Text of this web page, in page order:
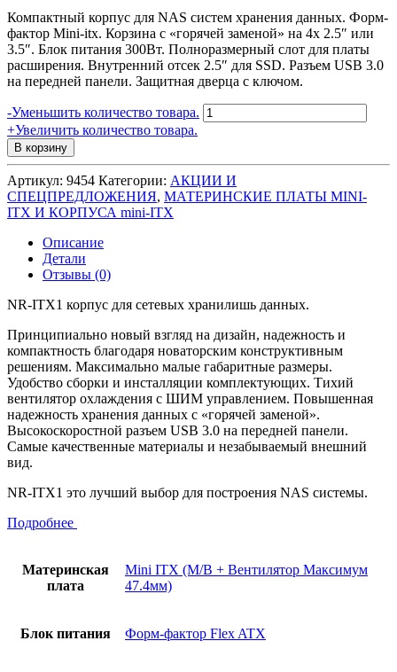
Компактный корпус для NAS систем хранения данных. Форм-
фактор Mini-itx. Корзина с «горячей заменой» на 4х 2.5″ или
3.5″. Блок питания 300Вт. Полноразмерный слот для платы
расширения. Внутренний отсек 2.5″ для SSD. Разъем USB 3.0
на передней панели. Защитная дверца с ключом.
-Уменьшить количество товара. Количество
товара
ITX
для
NAS,
3.0,
int,
NR-
ITX1
Negorack
+Увеличить количество товара.
В корзину
Артикул: 9454 Категории: АКЦИИ И
СПЕЦПРЕДЛОЖЕНИЯ, МАТЕРИНСКИЕ ПЛАТЫ MINI-
ITX И КОРПУСА mini-ITX
Описание
Детали
Отзывы (0)
NR-ITX1 корпус для сетевых хранилишь данных.
Принципиально новый взгляд на дизайн, надежность и
компактность благодаря новаторским конструктивным
решениям. Максимально малые габаритные размеры.
Удобство сборки и инсталляции комплектующих. Тихий
вентилятор охлаждения с ШИМ управлением. Повышенная
надежность хранения данных с «горячей заменой».
Высокоскоростной разъем USB 3.0 на передней панели.
Самые качественные материалы и незабываемый внешний
вид.
NR-ITX1 это лучший выбор для построения NAS системы.
Подробнее
Материнская
плата
Mini ITX (M/B + Вентилятор Максимум
47.4мм)
Блок питания Форм-фактор Flex ATX